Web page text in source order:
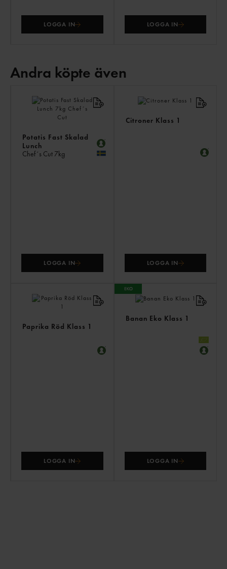
LOGGA IN LOGGA IN
Andra köpte även
Potatis Fast Skalad
Lunch
Chef´s Cut 7kg
LOGGA IN
Citroner Klass 1
LOGGA IN
Paprika Röd Klass 1
LOGGA IN
Banan Eko Klass 1
LOGGA IN